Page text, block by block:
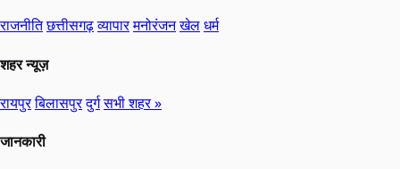
राजनीतिछत्तीसगढ़व्यापारमनोरंजनखेलधर्म
शहर न्यूज़
रायपुरबिलासपुरदुर्गसभी शहर »
जानकारी